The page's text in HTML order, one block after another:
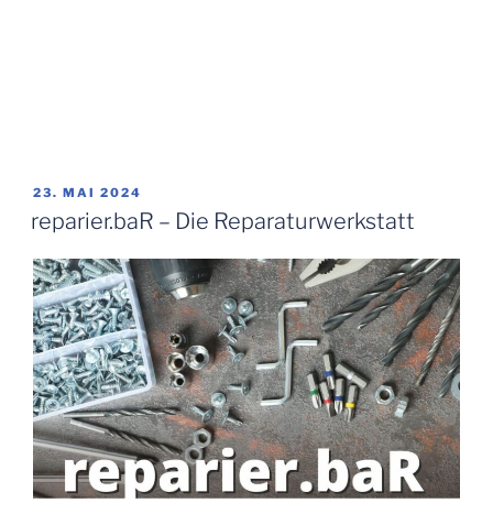
VERÖFFENTLICHT
23. MAI 2024
reparier.baR – Die Reparaturwerkstatt